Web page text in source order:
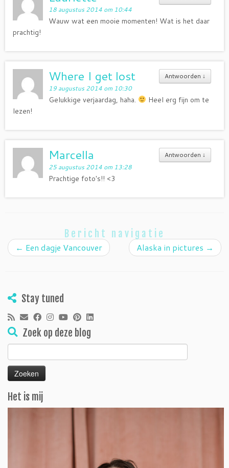
18 augustus 2014 om 10:44
Wauw wat een mooie momenten! Wat is het daar
prachtig!
Antwoorden ↓
Where I get lost
19 augustus 2014 om 10:30
Gelukkige verjaardag, haha.
Heel erg fijn om te
lezen!
Antwoorden ↓
Marcella
25 augustus 2014 om 13:28
Prachtige foto's!! <3
Bericht navigatie
← Een dagje Vancouver Alaska in pictures →
Stay tuned
Zoek op deze blog
Zoeken
naar:
Het is mij